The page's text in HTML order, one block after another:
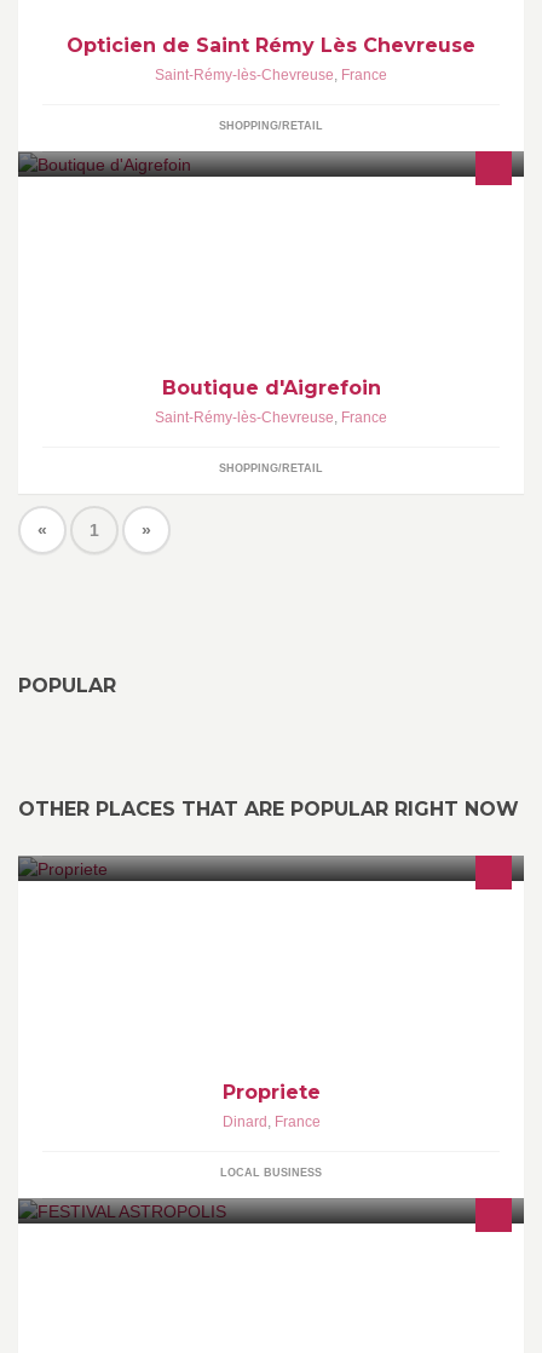
Opticien de Saint Rémy Lès Chevreuse
Saint-Rémy-lès-Chevreuse, France
SHOPPING/RETAIL
Boutique d'Aigrefoin
Saint-Rémy-lès-Chevreuse, France
SHOPPING/RETAIL
« 1 »
POPULAR
OTHER PLACES THAT ARE POPULAR RIGHT NOW
Propriete
Dinard , France
LOCAL BUSINESS